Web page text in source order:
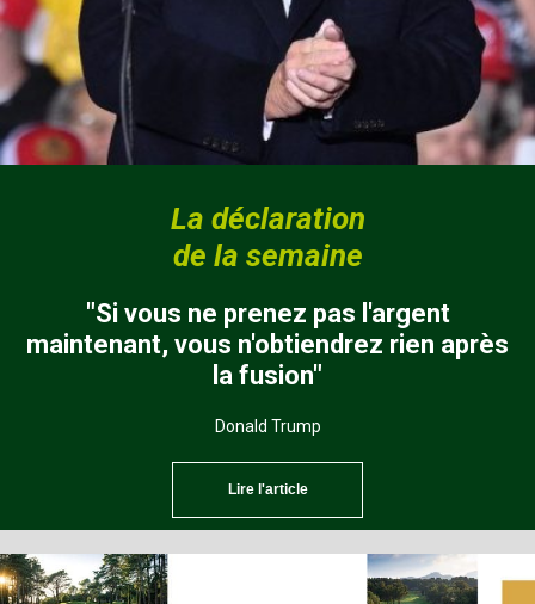
La déclaration
de la semaine
"Si vous ne prenez pas l'argent
maintenant, vous n'obtiendrez rien après
la fusion"
Donald Trump
Lire l'article